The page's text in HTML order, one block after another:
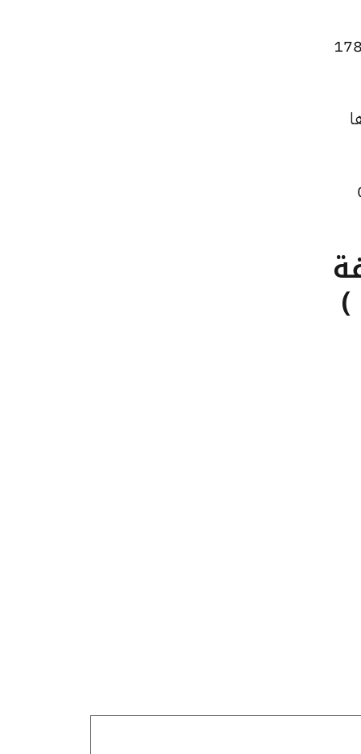
وسجل سعر الاونصة ارتفاعًا ليصل إلى 134545 جنيهًا للبيع و133834 جنيهًا للشراء، مرتفعًا بقيمة 178
بتراجعًا قيمته 0